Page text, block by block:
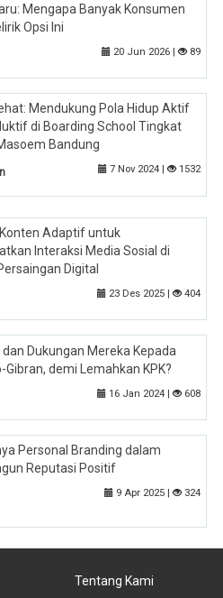
Mengapa Banyak Konsumen
Opsi Ini
20 Jun 2026 | 89
Mendukung Pola Hidup Aktif
di Boarding School Tingkat
Bandung
7 Nov 2024 | 1532
Adaptif untuk
Interaksi Media Sosial di
Digital
23 Des 2025 | 404
Dukungan Mereka Kepada
Gibran, demi Lemahkan KPK?
16 Jan 2024 | 608
Personal Branding dalam
Reputasi Positif
9 Apr 2025 | 324
Tentang Kami